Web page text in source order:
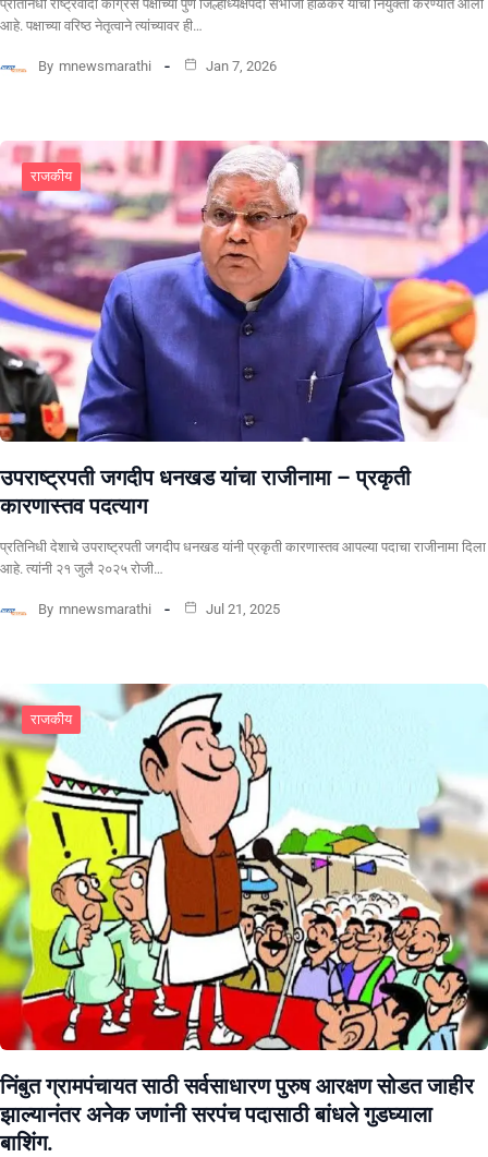
प्रतिनिधी राष्ट्रवादी काँग्रेस पक्षाच्या पुणे जिल्हाध्यक्षपदी संभाजी होळकर यांची नियुक्ती करण्यात आली
आहे. पक्षाच्या वरिष्ठ नेतृत्वाने त्यांच्यावर ही…
By mnewsmarathi Jan 7, 2026
राजकीय
उपराष्ट्रपती जगदीप धनखड यांचा राजीनामा – प्रकृती
कारणास्तव पदत्याग
प्रतिनिधी देशाचे उपराष्ट्रपती जगदीप धनखड यांनी प्रकृती कारणास्तव आपल्या पदाचा राजीनामा दिला
आहे. त्यांनी २१ जुलै २०२५ रोजी…
By mnewsmarathi Jul 21, 2025
राजकीय
निंबुत ग्रामपंचायत साठी सर्वसाधारण पुरुष आरक्षण सोडत जाहीर
झाल्यानंतर अनेक जणांनी सरपंच पदासाठी बांधले गुडघ्याला
बाशिंग.